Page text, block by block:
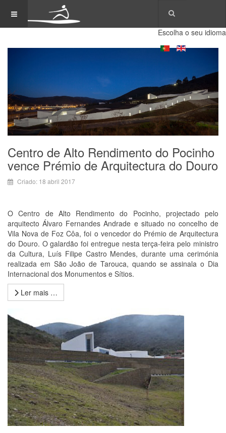
Escolha o seu idioma
Centro de Alto Rendimento do Pocinho
vence Prémio de Arquitectura do Douro
Criado: 18 abril 2017
O Centro de Alto Rendimento do Pocinho, projectado pelo
arquitecto Álvaro Fernandes Andrade e situado no concelho de
Vila Nova de Foz Côa, foi o vencedor do Prémio de Arquitectura
do Douro. O galardão foi entregue nesta terça-feira pelo ministro
da Cultura, Luís Filipe Castro Mendes, durante uma cerimónia
realizada em São João de Tarouca, quando se assinala o Dia
Internacional dos Monumentos e Sítios.
Ler mais …